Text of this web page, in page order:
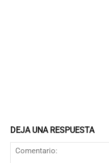
DEJA UNA RESPUESTA